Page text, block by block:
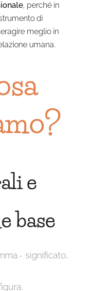
, perché in
di
meglio in
umana.
e
base
significato,